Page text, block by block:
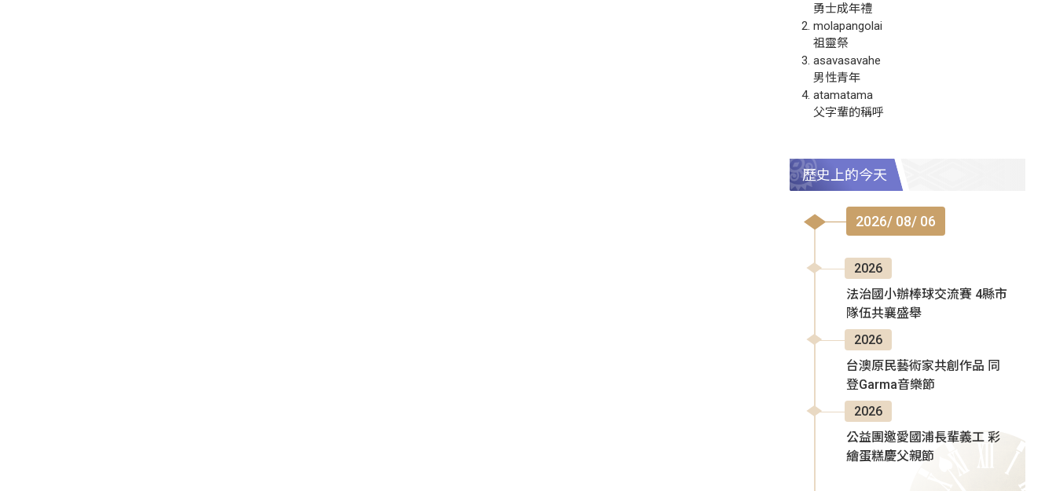
勇士成年禮
molapangolai
祖靈祭
asavasavahe
男性青年
atamatama
父字輩的稱呼
歷史上的今天
2026/ 08/ 06
2026
法治國小辦棒球交流賽 4縣市
隊伍共襄盛舉
2026
台澳原民藝術家共創作品 同
登Garma音樂節
2026
公益團邀愛國浦長輩義工 彩
繪蛋糕慶父親節